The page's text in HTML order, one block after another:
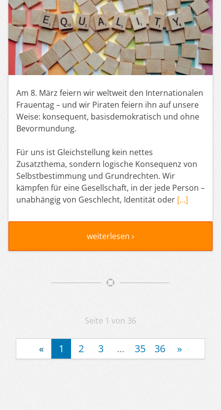
Am 8. März feiern wir weltweit den Internationalen
Frauentag – und wir Piraten feiern ihn auf unsere
Weise: konsequent, basisdemokratisch und ohne
Bevormundung.
Für uns ist Gleichstellung kein nettes
Zusatzthema, sondern logische Konsequenz von
Selbstbestimmung und Grundrechten. Wir
kämpfen für eine Gesellschaft, in der jede Person –
unabhängig von Geschlecht, Identität oder […]
weiterlesen ›
Artikelnavigation
Seite 1 von 36
« 1 2 3 ... 35 36 »